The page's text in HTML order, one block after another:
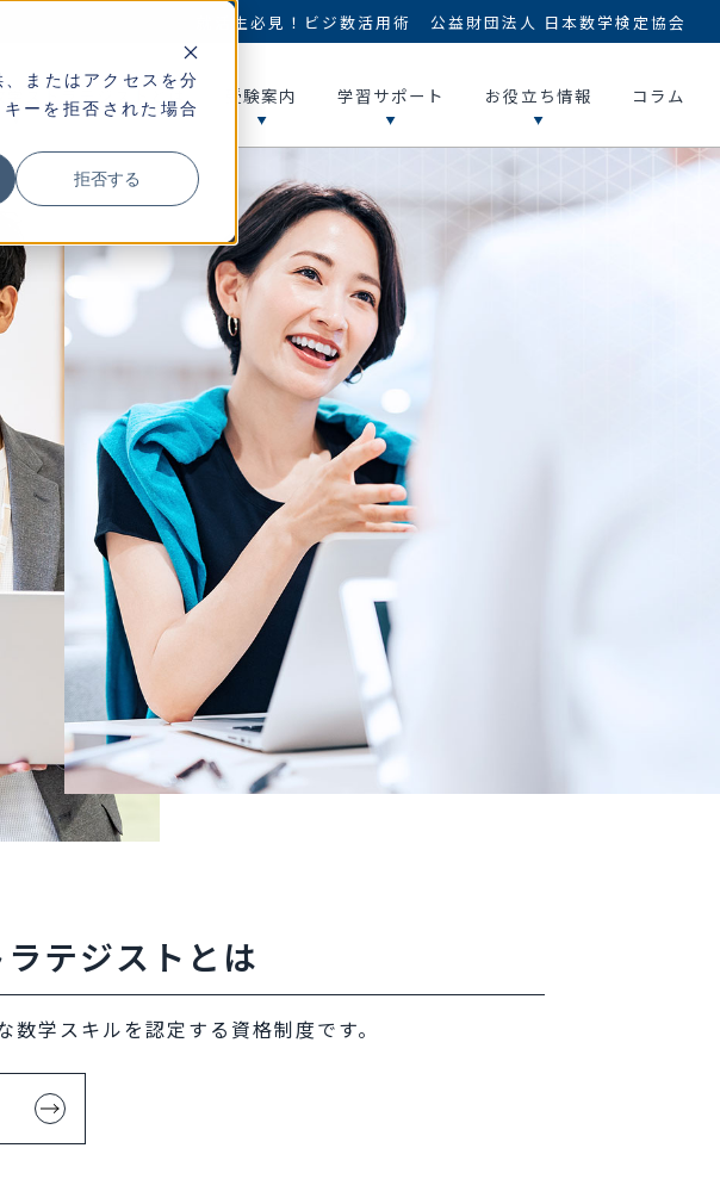
またはアクセスを分
ーを拒否された場合
拒否する
就活生必見！ビジ数活用術 公益財団法人 日本数学検定協会
ストラテジストとは 受験案内 学習サポート お役立ち情報 コラム
テジストとは
学スキルを認定する資格制度です。